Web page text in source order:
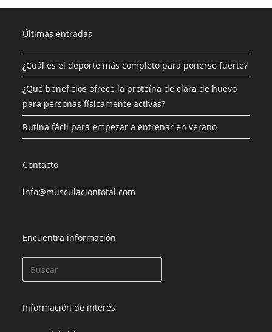
Últimas entradas
¿Cuál es el deporte más completo para ponerse fuerte?
¿Qué beneficios ofrece la proteína de clara de huevo
para personas físicamente activas?
Rutina fácil para empezar a entrenar en verano
Contacto
info@musculaciontotal.com
Encuentra información
Información de interés